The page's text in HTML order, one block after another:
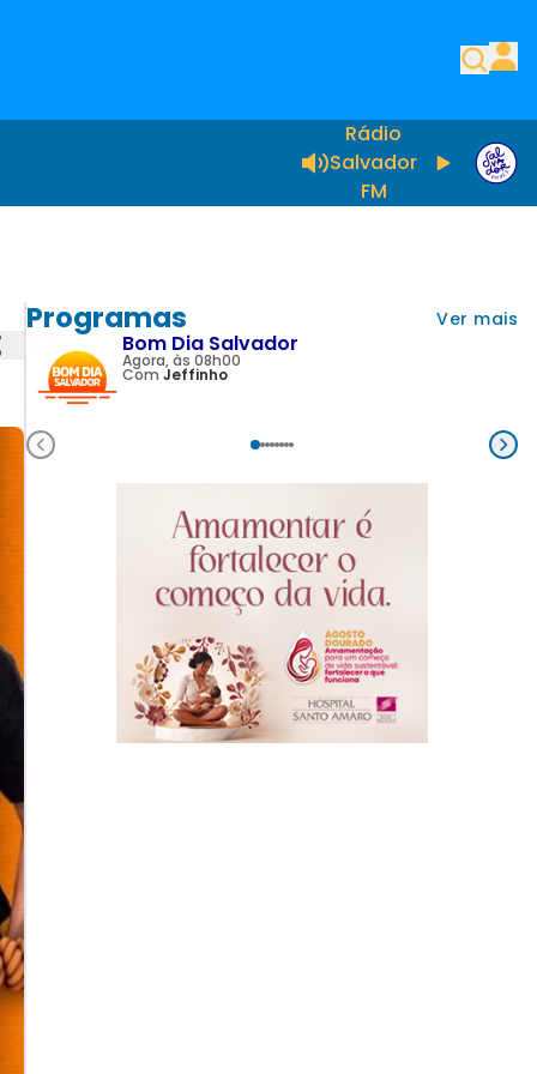
Rádio
Salvador
FM
Programas Ver mais
Bom Dia Salvador
Agora, às 08h00
Com Jeffinho